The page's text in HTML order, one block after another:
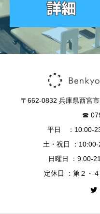
〒662-0832 兵庫県西宮
☎︎
平日 ：10:00-
土・祝日 ：10:00-
日曜日 ：9:00-
定休日 ：第２・